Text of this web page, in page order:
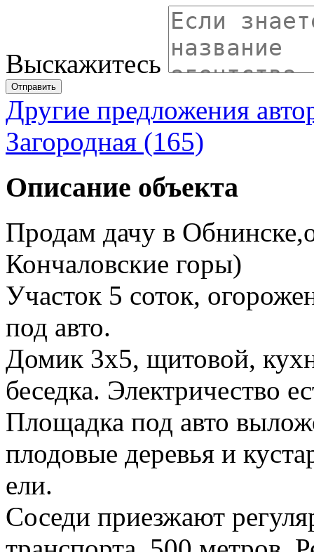
Выскажитесь
Отправить
Другие предложения
Загородная (165)
Описание объекта
Продам дачу в
Кончаловские горы)
Участок 5 соток,
под авто.
Домик 3х5, щитовой,
беседка. Электричество
Площадка под авто
плодовые деревья и
ели.
Соседи приезжают